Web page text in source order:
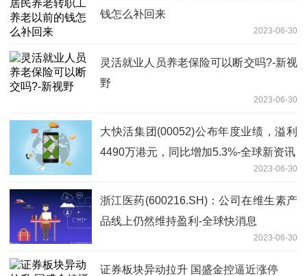
钱怎么补回来
2023-06-30
灵活就业人员养老保险可以断交吗?-新视
野
2023-06-30
大快活集团(00052)公布年度业绩，溢利
4490万港元，同比增加5.3%-全球新资讯
2023-06-30
浙江医药(600216.SH)：公司在维生素产
品线上仍然维持盈利-全球快消息
2023-06-30
证券板块异动拉升 国盛金控逼近涨停